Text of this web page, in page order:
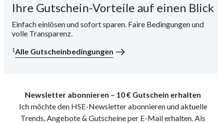
Ihre Gutschein-Vorteile auf einen Blick
Einfach einlösen und sofort sparen. Faire Bedingungen und
volle Transparenz.
1Alle Gutscheinbedingungen
Newsletter abonnieren – 10 € Gutschein erhalten
Ich möchte den HSE-Newsletter abonnieren und aktuelle
Trends, Angebote & Gutscheine per E-Mail erhalten. Als